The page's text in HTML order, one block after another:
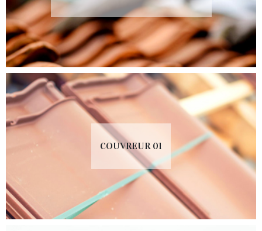
COUVREUR 01